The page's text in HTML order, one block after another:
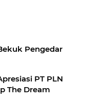
Pengedar
PT PLN
The Dream